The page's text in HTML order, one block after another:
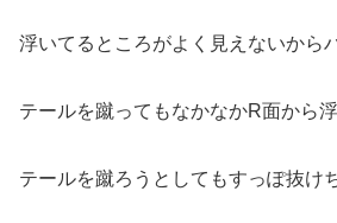
浮いてるところがよく見えないから
テールを蹴ってもなかなかR面から浮
テールを蹴ろうとしてもすっぽ抜け